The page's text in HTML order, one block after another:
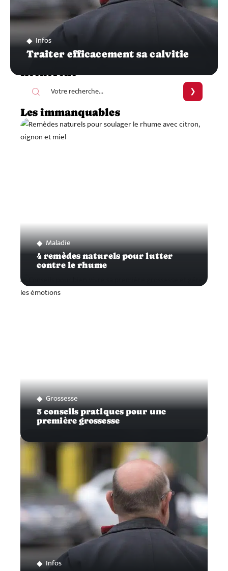
Infos
Traiter efficacement sa calvitie
Recherche
Les immanquables
Maladie
4 remèdes naturels pour lutter
contre le rhume
Grossesse
5 conseils pratiques pour une
première grossesse
Infos